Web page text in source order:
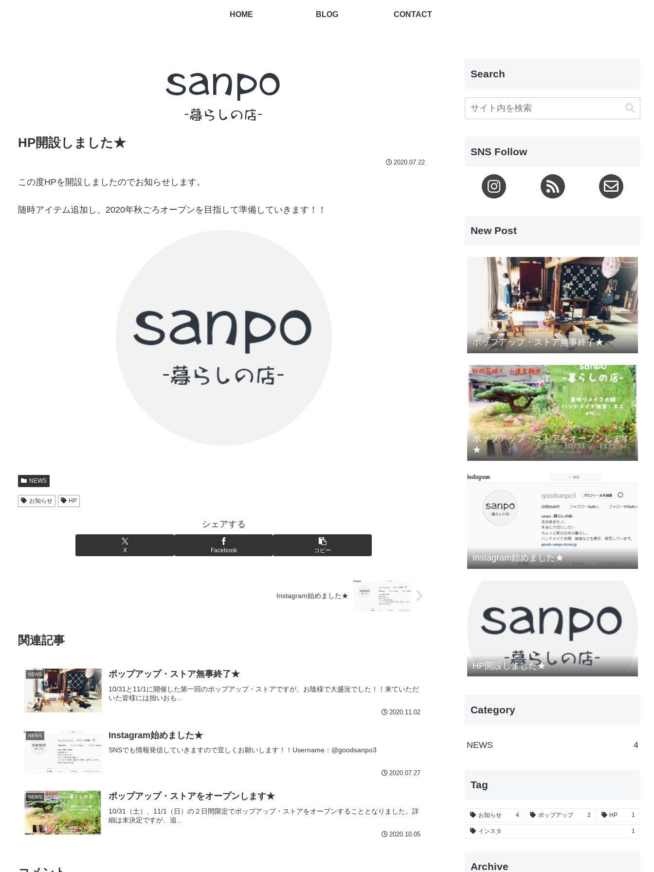
HOME BLOG CONTACT
HP開設しました★
2020.07.22
この度HPを開設しましたのでお知らせします。
随時アイテム追加し、2020年秋ごろオープンを目指して準備していきます！！
NEWS
お知らせ HP
シェアする
X Facebook コピー
Instagram始めました★
関連記事
NEWS ポップアップ・ストア無事終了★
10/31と11/1に開催した第一回のポップアップ・ストアですが、お陰様で大盛況でした！！来ていただ
いた皆様には拙いおも...
2020.11.02
NEWS Instagram始めました★
SNSでも情報発信していきますので宜しくお願いします！！Username：@goodsanpo3
2020.07.27
NEWS ポップアップ・ストアをオープンします★
10/31（土）、11/1（日）の２日間限定でポップアップ・ストアをオープンすることとなりました。詳
細は未決定ですが、追...
2020.10.05
Search
SNS Follow
New Post
ポップアップ・ストア無事終了★
ポップアップ・ストアをオープンします
★
Instagram始めました★
HP開設しました★
Category
NEWS 4
Tag
お知らせ 4 ポップアップ 2 HP 1
インスタ 1
Archive